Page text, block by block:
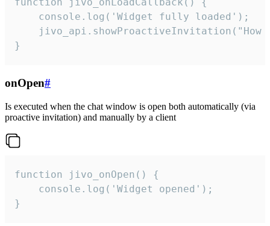
    console.log('Widget fully loaded');
jivo_api.showProactiveInvitation("How
}
onOpen#
Is executed when the chat window is open both automatically (via
proactive invitation) and manually by a client
function jivo_onOpen() {
    console.log('Widget opened');
}